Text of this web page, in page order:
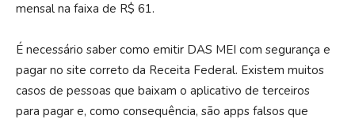
mensal na faixa de R$ 61.
É necessário saber como emitir DAS MEI com segurança e
pagar no site correto da Receita Federal. Existem muitos
casos de pessoas que baixam o aplicativo de terceiros
para pagar e, como consequência, são apps falsos que